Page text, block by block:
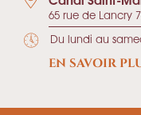
65 rue de Lancry
Du lundi au
EN SAVOIR